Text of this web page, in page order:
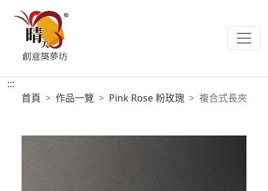
:::
首頁
作品一覽 Pink Rose 粉玫瑰 複合式長夾